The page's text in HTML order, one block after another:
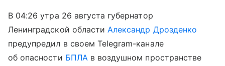
В 04:26 утра 26 августа губернатор
Ленинградской области Александр Дрозденко
предупредил в своем Telegram-канале
об опасности БПЛА в воздушном пространстве